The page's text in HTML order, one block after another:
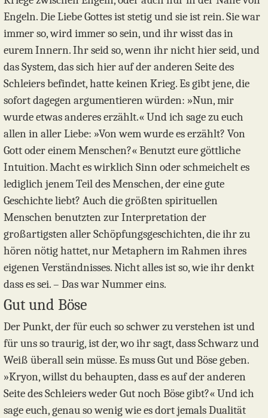
Engeln. Die Liebe Gottes ist stetig und sie ist rein. Sie war
immer so, wird immer so sein, und ihr wisst das in
eurem Innern. Ihr seid so, wenn ihr nicht hier seid, und
das System, das sich hier auf der anderen Seite des
Schleiers befindet, hatte keinen Krieg. Es gibt jene, die
sofort dagegen argumentieren würden: »Nun, mir
wurde etwas anderes erzählt.« Und ich sage zu euch
allen in aller Liebe: »Von wem wurde es erzählt? Von
Gott oder einem Menschen?« Benutzt eure göttliche
Intuition. Macht es wirklich Sinn oder schmeichelt es
lediglich jenem Teil des Menschen, der eine gute
Geschichte liebt? Auch die größten spirituellen
Menschen benutzten zur Interpretation der
großartigsten aller Schöpfungsgeschichten, die ihr zu
hören nötig hattet, nur Metaphern im Rahmen ihres
eigenen Verständnisses. Nicht alles ist so, wie ihr denkt
dass es sei. – Das war Nummer eins.
Gut und Böse
Der Punkt, der für euch so schwer zu verstehen ist und
für uns so traurig, ist der, wo ihr sagt, dass Schwarz und
Weiß überall sein müsse. Es muss Gut und Böse geben.
»Kryon, willst du behaupten, dass es auf der anderen
Seite des Schleiers weder Gut noch Böse gibt?« Und ich
sage euch, genau so wenig wie es dort jemals Dualität